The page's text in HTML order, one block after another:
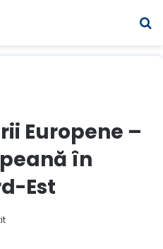
Europene –
în
Est